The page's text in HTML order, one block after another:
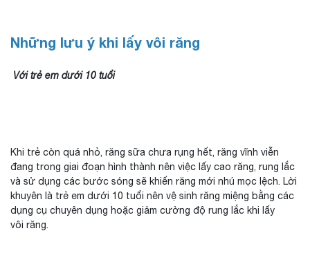
Những lưu ý khi lấy vôi răng
Với trẻ em dưới 10 tuổi
Khi trẻ còn quá nhỏ, răng sữa chưa rụng hết, răng vĩnh viễn
đang trong giai đoạn hình thành nên việc lấy cao răng, rung lắc
và sử dụng các bước sóng sẽ khiến răng mới nhú mọc lệch. Lời
khuyên là trẻ em dưới 10 tuổi nên vệ sinh răng miệng bằng các
dụng cụ chuyên dụng hoặc giảm cường độ rung lắc khi lấy
vôi răng.